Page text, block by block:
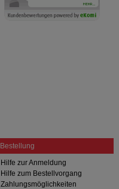
Bestellung
Hilfe zur Anmeldung
Hilfe zum Bestellvorgang
Zahlungsmöglichkeiten